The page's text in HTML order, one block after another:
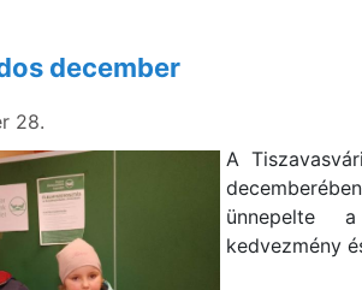
december
28.
A
ünnepelte
kedvezmény